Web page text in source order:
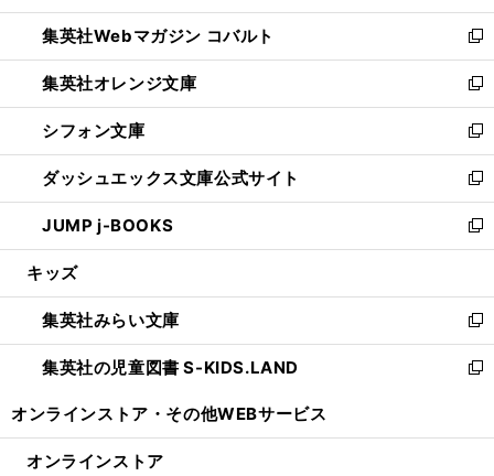
開
く
ウ
で
開
く
ン
ド
ウ
で
開
く
ウ
ィ
ン
ド
ウ
で
開
く
集英社Webマガジン コバルト
新
し
い
ウ
ィ
ン
ド
ウ
で
開
集英社オレンジ文庫
新
し
い
ウ
ィ
ン
ド
ウ
開
く
シフォン文庫
新
し
い
ウ
ィ
ン
ウ
で
開
く
ダッシュエックス文庫公式サイト
新
し
い
ウ
ン
ド
ウ
で
JUMP j-BOOKS
新
し
ウ
ィ
ン
ド
開
キッズ
集英社みらい文庫
新
し
い
ン
集英社の児童図書 S-KIDS.LAND
新
ウ
オンラインストア・ その他WEBサービス
オンラインストア